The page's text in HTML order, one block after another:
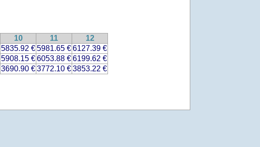
10 11
12
5835.92 €5981.65 €6127.39 €
5908.15 €6053.88 €6199.62 €
3690.90 €3772.10 €3853.22 €